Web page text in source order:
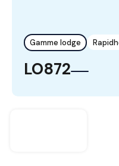
Gamme lodge
LO872